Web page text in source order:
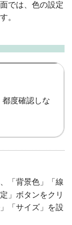
では、色の設定
。
都度確認しな
「背景色」「線
」ボタンをクリ
「サイズ」を設